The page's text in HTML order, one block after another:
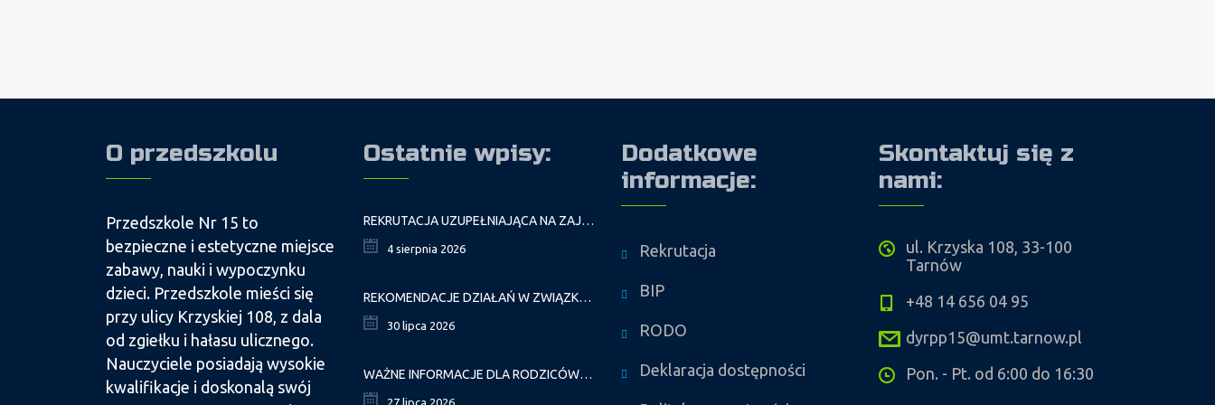
O przedszkolu
Przedszkole Nr 15 to
bezpieczne i estetyczne miejsce
zabawy, nauki i wypoczynku
dzieci. Przedszkole mieści się
przy ulicy Krzyskiej 108, z dala
od zgiełku i hałasu ulicznego.
Nauczyciele posiadają wysokie
kwalifikacje i doskonalą swój
Ostatnie wpisy:
REKRUTACJA UZUPEŁNIAJĄCA NA ZAJĘCIA PROWADZONE PRZEZ PAŁAC MŁODZIEŻY W ROKU SZKOLNYM 2026/2027
4 sierpnia 2026
REKOMENDACJE DZIAŁAŃ W ZWIĄZKU Z FALAMI UPAŁÓW
30 lipca 2026
WAŻNE INFORMACJE DLA RODZICÓW DZIECI NOWO PRZYJĘTYCH GR. I
27 lipca 2026
Dodatkowe
informacje:
Rekrutacja
BIP
RODO
Deklaracja dostępności
Skontaktuj się z
nami:
ul. Krzyska 108, 33-100
Tarnów
+48 14 656 04 95
dyrpp15@umt.tarnow.pl
Pon. - Pt. od 6:00 do 16:30